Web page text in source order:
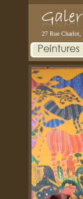
27 Rue